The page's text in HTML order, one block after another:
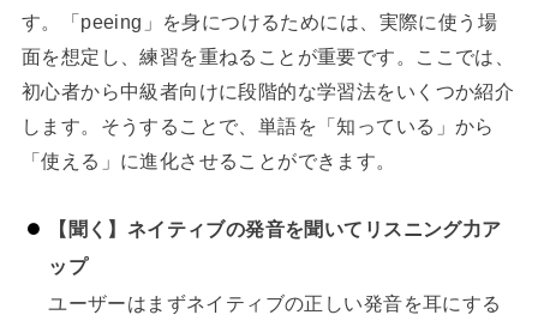
す。「peeing」を身につけるためには、実際に使う場
面を想定し、練習を重ねることが重要です。ここでは、
初心者から中級者向けに段階的な学習法をいくつか紹介
します。そうすることで、単語を「知っている」から
「使える」に進化させることができます。
【聞く】ネイティブの発音を聞いてリスニング力ア
ップ
ユーザーはまずネイティブの正しい発音を耳にする